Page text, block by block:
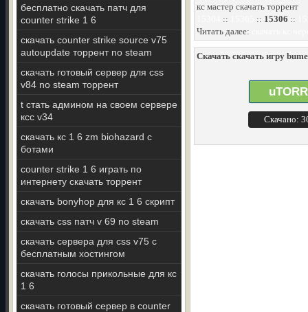
бесплатно скачать патч для
counter strike 1 6
скачать counter strike source v75
autoupdate торрент no steam
скачать готовый сервер для css
v84 no steam торрент
t стать админом на своем сервере
ксс v34
скачать кс 1 6 zm biohazard с
ботами
counter strike 1 6 играть по
интернету скачать торрент
скачать bonyhop для кс 1 6 скрипт
скачать css патч v 69 no steam
скачать сервера для css v75 с
бесплатным хостингом
скачать голосы прикольные для кс
1 6
скачать готовый сервер в counter
кс мастер скачать торрент
:: :: 15306 ::
Читать далее:
Скачать скачать игру
Скачано: